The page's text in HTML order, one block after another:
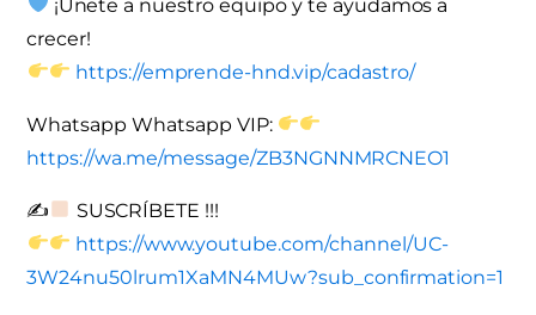
¡Únete a nuestro equipo y te ayudamos a
crecer!
https://emprende-hnd.vip/cadastro/
Whatsapp Whatsapp VIP:
https://wa.me/message/ZB3NGNNMRCNEO1
✍
SUSCRÍBETE !!!
https://www.youtube.com/channel/UC-
3W24nu50lrum1XaMN4MUw?sub_confirmation=1